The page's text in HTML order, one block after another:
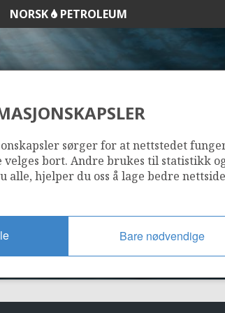
NORSK PETROLEUM
534
sørger for at nettstedet
bort. Andre brukes til statistikk
alle, hjelper du oss å lage bedre
Bare nødvendige